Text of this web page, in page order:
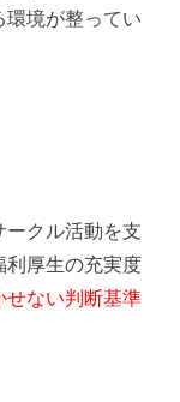
環境が整ってい
ークル活動を支
利厚生の充実度
せない判断基準